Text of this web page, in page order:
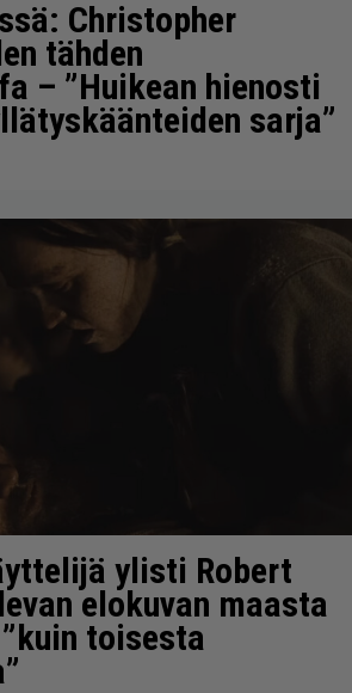
Christopher
tähden
– ”Huikean hienosti
sarja”
ylisti Robert
elokuvan maasta
toisesta